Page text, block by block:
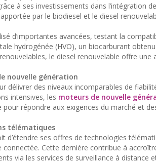
à ses investissements dans l’intégration
par le biodiesel et le diesel
d’importantes avancées, testant la
hydrogénée (HVO), un biocarburant
le diesel renouvelable offre
nouvelle génération
délivrer des niveaux incomparables de
intensives, les moteurs de nouvelle
pour répondre aux exigences du marché et
télématiques
d’étendre ses offres de technologies
connectée. Cette dernière contribue à
via les services de surveillance à distance